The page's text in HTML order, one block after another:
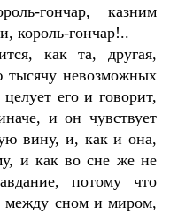
гончар, казним
король-гончар!..
как та, другая,
невозможных
его и говорит,
и он чувствует
вину, и, как и она,
и как во сне же не
потому что
между сном и миром,